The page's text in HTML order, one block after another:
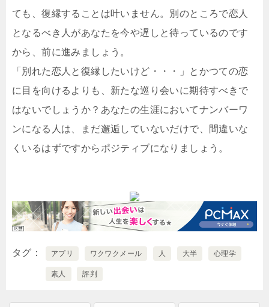
ても、復縁することは叶いません。別のところで恋人
となるべき人があなたを今や遅しと待っているのです
から、前に進みましょう。
「別れた恋人と復縁したいけど・・・」とかつての恋
に目を向けるよりも、新たな巡り会いに期待すべきで
はないでしょうか？あなたの生涯においてナンバーワ
ンになる人は、まだ邂逅していないだけで、間違いな
くいるはずですからポジティブになりましょう。
タグ アプリ ワクワクメール 人 大半 心理学
素人 評判